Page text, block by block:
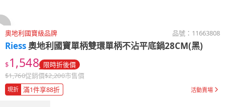
奧地利國寶級品牌 品號： 11663808
Riess 奧地利國寶單柄雙環單柄不沾平底鍋28CM(黑)
$1,548 限時折後價
$1,760促銷價$2,200市售價
現折 滿1件享88折 活動賣場